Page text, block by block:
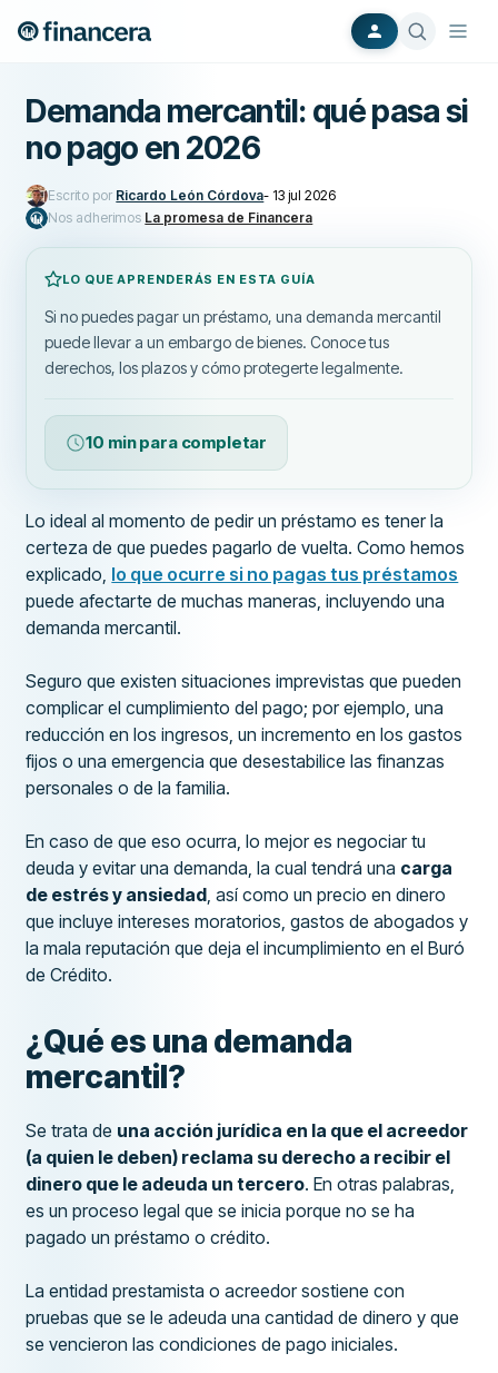
Demanda mercantil: qué pasa si
no pago en 2026
Escrito por Ricardo León Córdova- 13 jul 2026
Nos adherimos La promesa de Financera
LO QUE APRENDERÁS EN ESTA GUÍA
Si no puedes pagar un préstamo, una demanda mercantil
puede llevar a un embargo de bienes. Conoce tus
derechos, los plazos y cómo protegerte legalmente.
10 min para completar
Lo ideal al momento de pedir un préstamo es tener la
certeza de que puedes pagarlo de vuelta. Como hemos
explicado, lo que ocurre si no pagas tus préstamos
puede afectarte de muchas maneras, incluyendo una
demanda mercantil.
Seguro que existen situaciones imprevistas que pueden
complicar el cumplimiento del pago; por ejemplo, una
reducción en los ingresos, un incremento en los gastos
fijos o una emergencia que desestabilice las finanzas
personales o de la familia.
En caso de que eso ocurra, lo mejor es negociar tu
deuda y evitar una demanda, la cual tendrá una carga
de estrés y ansiedad, así como un precio en dinero
que incluye intereses moratorios, gastos de abogados y
la mala reputación que deja el incumplimiento en el Buró
de Crédito.
¿Qué es una demanda
mercantil?
Se trata de una acción jurídica en la que el acreedor
(a quien le deben) reclama su derecho a recibir el
dinero que le adeuda un tercero. En otras palabras,
es un proceso legal que se inicia porque no se ha
pagado un préstamo o crédito.
La entidad prestamista o acreedor sostiene con
pruebas que se le adeuda una cantidad de dinero y que
se vencieron las condiciones de pago iniciales.